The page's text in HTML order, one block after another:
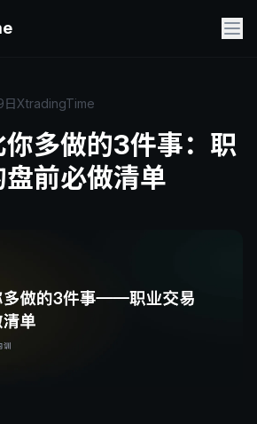
日XtradingTime
多做的3件事：职
前必做清单